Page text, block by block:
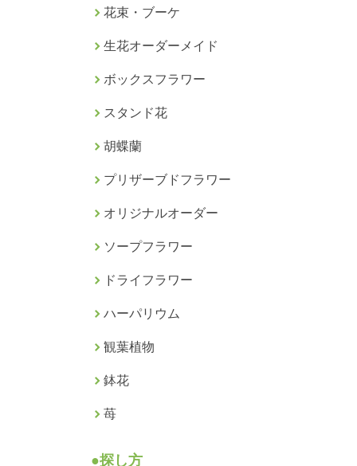
花束・ブーケ
生花オーダーメイド
ボックスフラワー
スタンド花
胡蝶蘭
プリザーブドフラワー
オリジナルオーダー
ソープフラワー
ドライフラワー
ハーパリウム
観葉植物
鉢花
苺
●探し方